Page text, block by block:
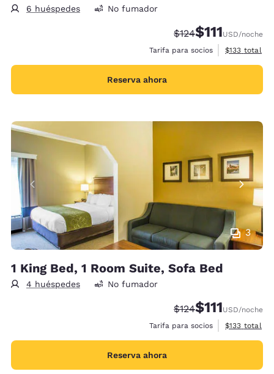
6 huéspedes No fumador
Tarifa tachada:
$124Tarifa reducida:
$111USD/noche
Tarifa para socios
Ver detalles
$133 total
Reserva ahora
3
1 King Bed, 1 Room Suite, Sofa Bed
4 huéspedes No fumador
Tarifa tachada:
$124Tarifa reducida:
$111USD/noche
Tarifa para socios
Ver detalles
$133 total
Reserva ahora